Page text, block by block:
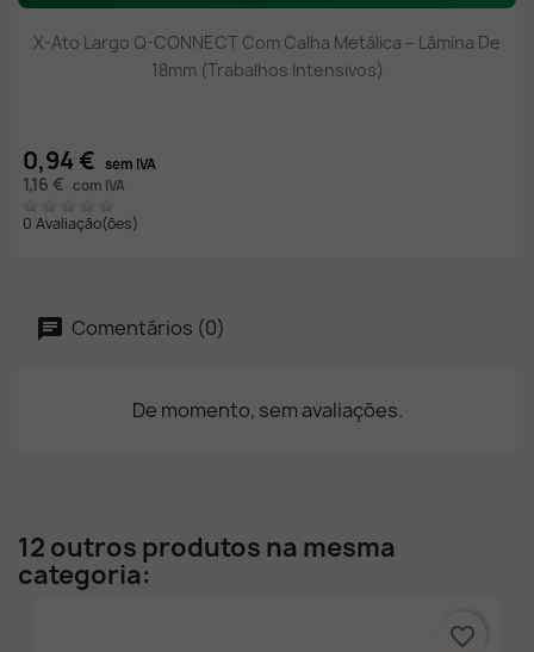
X-Ato Largo Q-CONNECT Com Calha Metálica – Lâmina De
18mm (Trabalhos Intensivos)
0,94 € sem IVA
1,16 € com IVA
0 Avaliação(ões)
Comentários (0)
De momento, sem avaliações.
12 outros produtos na mesma
categoria:
favorite_border